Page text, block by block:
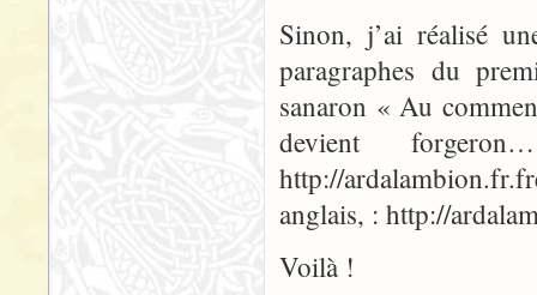
Sinon, j’ai réalisé
paragraphes du
sanaron « Au
devient
http://
anglais, : http://
Voilà !